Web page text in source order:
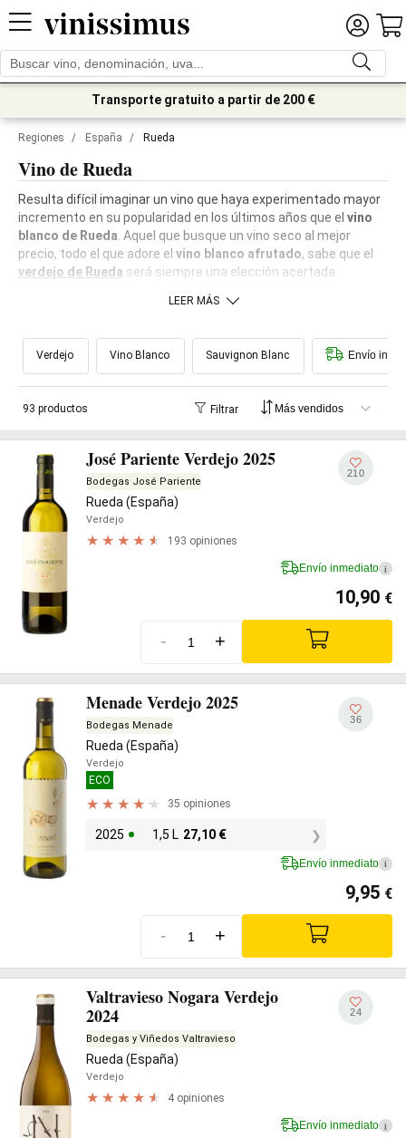
Transporte gratuito a partir de 200 €
Regiones / España / Rueda
Vino de Rueda
Resulta difícil imaginar un vino que haya experimentado mayor
incremento en su popularidad en los últimos años que el vino
blanco de Rueda . Aquel que busque un vino seco al mejor
precio, todo el que adore el vino blanco afrutado, sabe que el
verdejo de Rueda será siempre una elección acertada.
LEER MÁS
Verdejo Vino Blanco Sauvignon Blanc Envío
93 productos Filtrar
José Pariente Verdejo 2025
Bodegas José Pariente
Rueda (España)
Verdejo
193 opiniones
210
Envío inmediato i
10,90 €
- +
Menade Verdejo 2025
Bodegas Menade
Rueda (España)
Verdejo
ECO
35 opiniones
2025 1,5 L 27,10 €
36
Envío inmediato i
9,95 €
- +
Valtravieso Nogara Verdejo
2024
Bodegas y Viñedos Valtravieso
Rueda (España)
Verdejo
4 opiniones
24
Envío inmediato i